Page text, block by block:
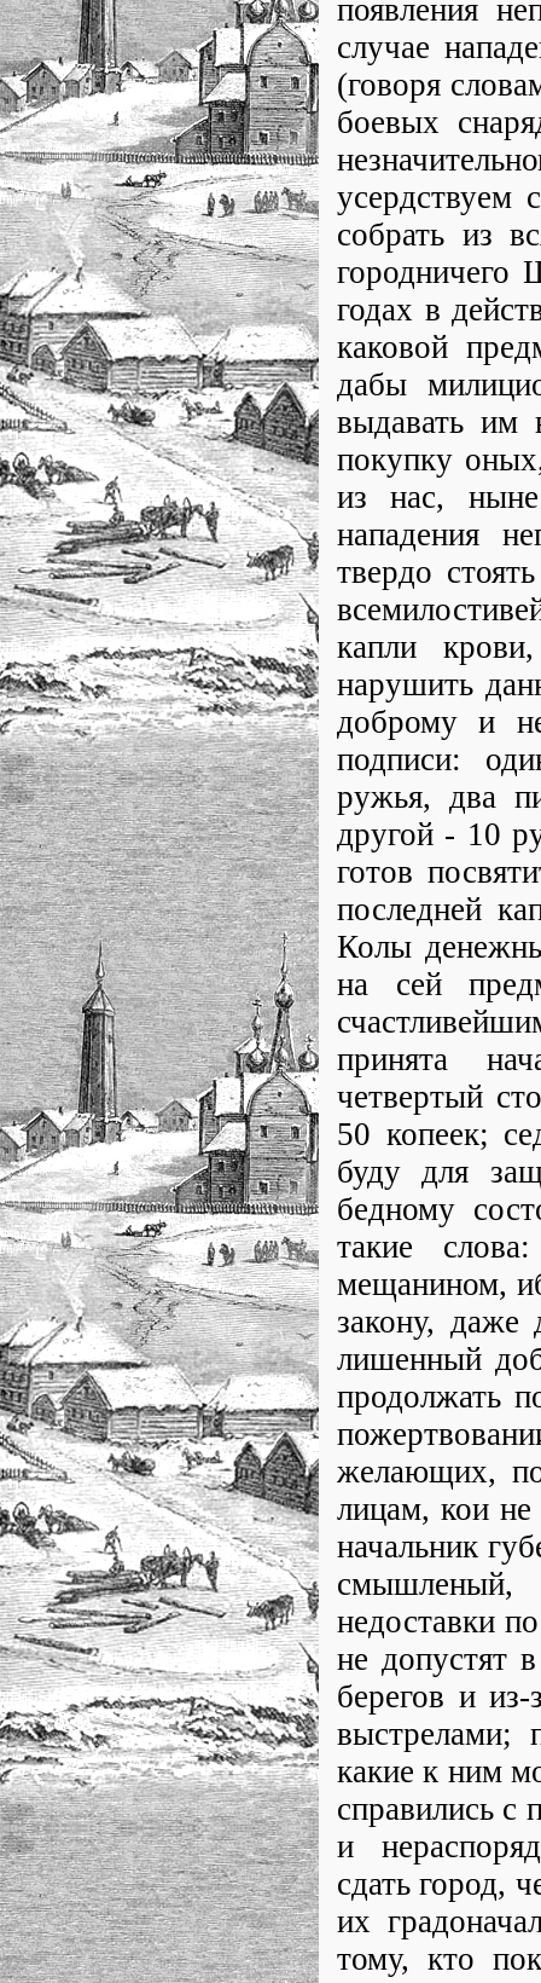
появления
случае
(говоря
боевых
собрать из
годах в
каковой
дабы
выдавать им
покупку
из нас,
нападения
твердо
капли
нарушить
доброму и
подписи:
ружья, два
другой - 10
готов
последней
Колы
на сей
принята
четвертый
50 копеек;
буду для
бедному
такие
мещанином,
закону, даже
лишенный
продолжать
желающих,
лицам, кои
начальник
недоставки
не допустят
берегов и
выстрелами;
какие к ним
справились
и
сдать город,
их
тому, кто